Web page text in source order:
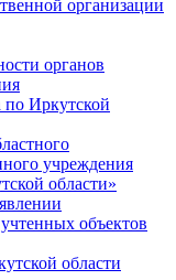
организации
органов
по Иркутской
учреждения
области»
объектов
области